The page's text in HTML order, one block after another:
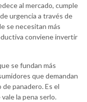
al mercado, cumple
urgencia a través de
se necesitan más
conviene invertir
se fundan más
que demandan
panadero. Es el
la pena serlo.